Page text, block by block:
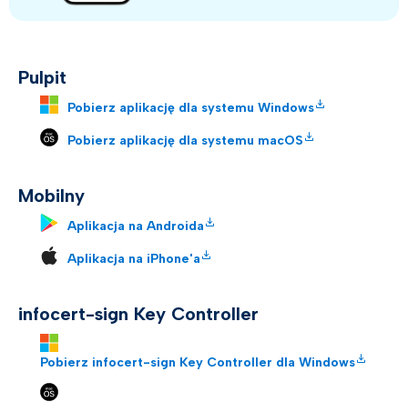
Pulpit
Pobierz aplikację dla systemu Windows
Pobierz aplikację dla systemu macOS
Mobilny
Aplikacja na Androida
Aplikacja na iPhone'a
infocert-sign Key Controller
Pobierz infocert-sign Key Controller dla Windows